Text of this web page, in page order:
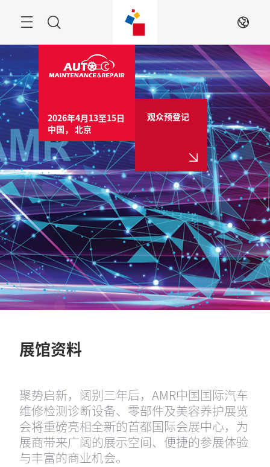
菜
ZH
2026年4月13至15日
中国， 北京
观众预登记
展馆资料
聚势启新，阔别三年后，AMR中国国际汽车
维修检测诊断设备、零部件及美容养护展览
会将重磅亮相全新的首都国际会展中心，为
展商带来广阔的展示空间、便捷的参展体验
与丰富的商业机会。